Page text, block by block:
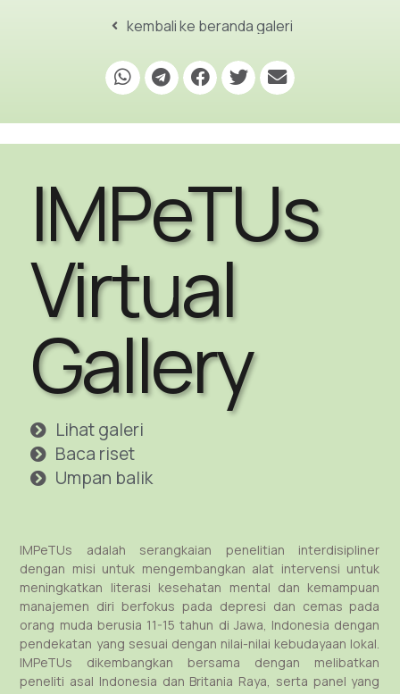
kembali ke beranda galeri
IMPeTUs
Virtual
Gallery
Lihat galeri
Baca riset
Umpan balik
IMPeTUs adalah serangkaian penelitian interdisipliner
dengan misi untuk mengembangkan alat intervensi untuk
meningkatkan literasi kesehatan mental dan kemampuan
manajemen diri berfokus pada depresi dan cemas pada
orang muda berusia 11-15 tahun di Jawa, Indonesia dengan
pendekatan yang sesuai dengan nilai-nilai kebudayaan lokal.
IMPeTUs dikembangkan bersama dengan melibatkan
peneliti asal Indonesia dan Britania Raya, serta panel yang